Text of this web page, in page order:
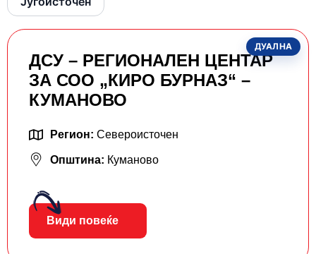
ДУАЛНА
ДСУ – РЕГИОНАЛЕН ЦЕНТАР
ЗА СОО „КИРО БУРНАЗ“ –
КУМАНОВО
Регион: Североисточен
Општина: Куманово
Види повеќе